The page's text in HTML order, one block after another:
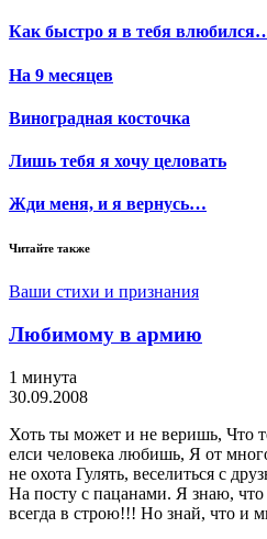
Как быстро я в тебя
На 9 месяцев
Виноградная косточка
Лишь тебя я хочу целовать
Жди меня, и я вернусь…
Читайте также
Ваши стихи и признания
Любимому в армию
1 минута
30.09.2008
Хоть ты может и не веришь, Что
елси человека любишь, Я от
не охота Гулять, веселиться с
На посту с пацанами. Я знаю,
всегда в строю!!! Но знай, что и